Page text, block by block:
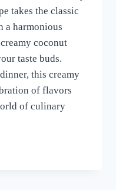
takes the classic
a harmonious
coconut
taste buds.
this creamy
of flavors
of culinary